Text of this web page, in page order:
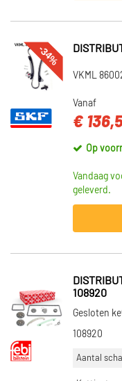
-34%
VKML
Vanaf
€
Op
Vandaag
geleverd.
108920
Gesloten
108920
Aantal